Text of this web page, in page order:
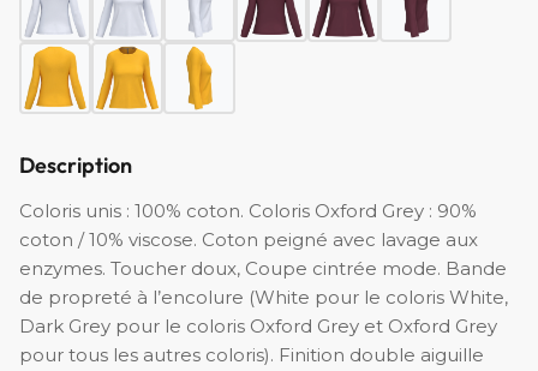
Description
Coloris unis : 100% coton. Coloris Oxford Grey : 90%
coton / 10% viscose. Coton peigné avec lavage aux
enzymes. Toucher doux, Coupe cintrée mode. Bande
de propreté à l’encolure (White pour le coloris White,
Dark Grey pour le coloris Oxford Grey et Oxford Grey
pour tous les autres coloris). Finition double aiguille